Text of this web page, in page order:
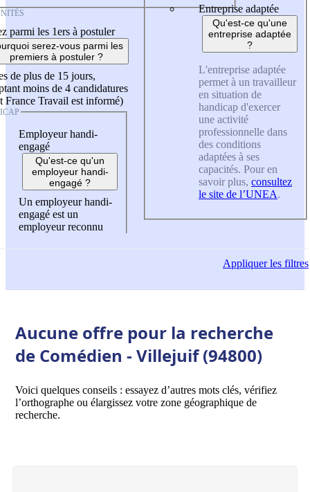
parmi les 1ers à postuler
serez-vous parmi les
premiers à postuler ?
de plus de 15 jours,
moins de 4 candidatures
France Travail est informé)
Employeur handi-
engagé
Qu'est-ce qu'un
employeur handi-
engagé ?
Un employeur handi-
engagé est un
employeur reconnu
Entreprise adaptée
Qu'est-ce qu'une
entreprise adaptée
?
L'entreprise adaptée
permet à un travailleur
en situation de
handicap d'exercer
une activité
professionnelle dans
des conditions
adaptées à ses
capacités. Pour en
savoir plus, consultez
le site de l’UNEA.
Appliquerles filtres
Aucune offre pour la recherche
de Comédien - Villejuif (94800)
Voici quelques conseils : essayez d’autres mots clés, vérifiez
l’orthographe ou élargissez votre zone géographique de
recherche.